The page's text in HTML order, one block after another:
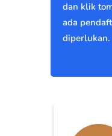
dan klik
ada
diperlukan.